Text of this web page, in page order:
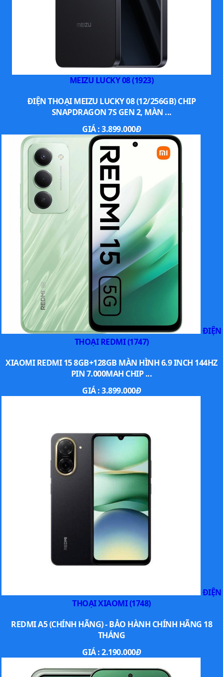
MEIZU LUCKY 08 (1923)
ĐIỆN THOẠI MEIZU LUCKY 08 (12/256GB) CHIP
SNAPDRAGON 7S GEN 2, MÀN ...
GIÁ :3.899.000Đ
ĐIỆN
THOẠI REDMI (1747)
XIAOMI REDMI 15 8GB+128GB MÀN HÌNH 6.9 INCH 144HZ
PIN 7.000MAH CHIP ...
GIÁ :3.899.000Đ
ĐIỆN
THOẠI XIAOMI (1748)
REDMI A5 (CHÍNH HÃNG) - BẢO HÀNH CHÍNH HÃNG 18
THÁNG
GIÁ :2.190.000Đ